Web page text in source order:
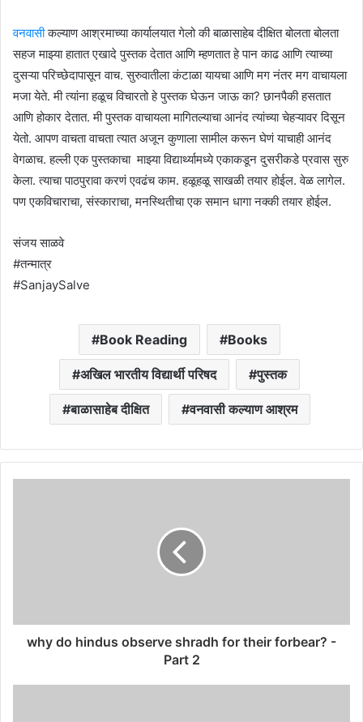
वनवासीकल्याण आश्रमाच्या कार्यालयात गेलो की बाळासाहेब दीक्षित बोलता बोलता
सहज माझ्या हातात एखादे पुस्तक देतात आणि म्हणतात हे पान काढ आणि त्याच्या
दुसऱ्या परिच्छेदापासून वाच. सुरुवातीला कंटाळा यायचा आणि मग नंतर मग वाचायला
मजा येते. मी त्यांना हळूच विचारतो हे पुस्तक घेऊन जाऊ का? छानपैकी हसतात
आणि होकार देतात. मी पुस्तक वाचायला मागितल्याचा आनंद त्यांच्या चेहऱ्यावर दिसून
येतो. आपण वाचता वाचता त्यात अजून कुणाला सामील करून घेणं याचाही आनंद
वेगळाच. हल्ली एक पुस्तकाचा माझ्या विद्यार्थ्यामध्ये एकाकडून दुसरीकडे प्रवास सुरु
केला. त्याचा पाठपुरावा करणं एवढंच काम. हळूहळू साखळी तयार होईल. वेळ लागेल.
पण एकविचाराचा, संस्काराचा, मनस्थितीचा एक समान धागा नक्की तयार होईल.
संजय साळवे
#तन्मात्र
#SanjaySalve
Book Reading Books
अखिल भारतीय विद्यार्थी परिषद पुस्तक
बाळासाहेब दीक्षित वनवासी कल्याण आश्रम
why do hindus observe shradh for their forbear? -
Part 2